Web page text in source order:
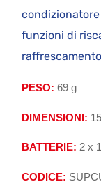
funzioni di
raffrescamento
PESO: 69 g
DIMENSIONI:
BATTERIE: 2 x
CODICE: